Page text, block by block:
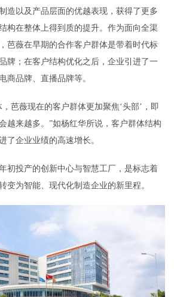
造以及产品层面的优越表现，获得了更多
构在整体上得到质的提升。作为面向全渠
芭薇在早期的合作客户群体是带着时代标
牌；在客户结构优化之后，企业引进了一
商品牌、直播品牌等。
芭薇现在的客户群体更加聚焦‘头部’，即
越来越多。”如杨红华所说，客户群体结构
了企业业绩的高速增长。
初投产的创新中心与智慧工厂，是标志着
变为智能、现代化制造企业的新里程。